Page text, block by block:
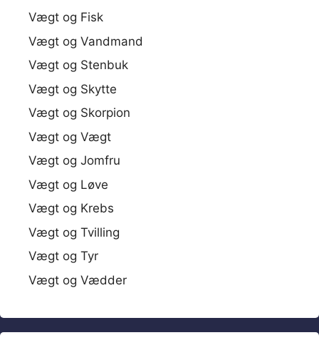
Vægt og Fisk
Vægt og Vandmand
Vægt og Stenbuk
Vægt og Skytte
Vægt og Skorpion
Vægt og Vægt
Vægt og Jomfru
Vægt og Løve
Vægt og Krebs
Vægt og Tvilling
Vægt og Tyr
Vægt og Vædder